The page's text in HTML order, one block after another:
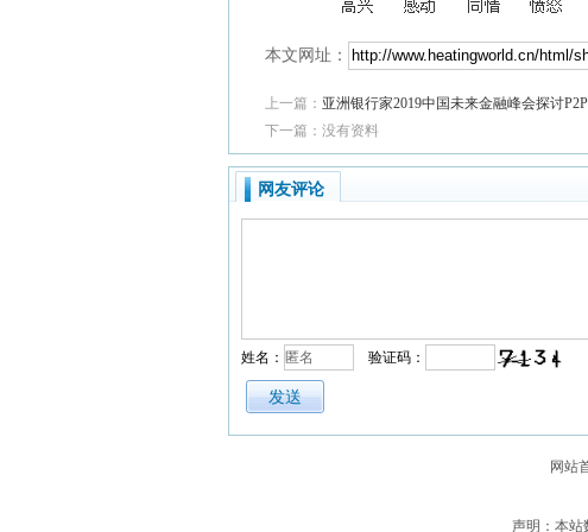
本文网址：
上一篇： 亚洲银行家2019中国未来金融峰会探讨
下一篇：没有资料
网友评论
姓名： 验证码：
网站
声明：本站